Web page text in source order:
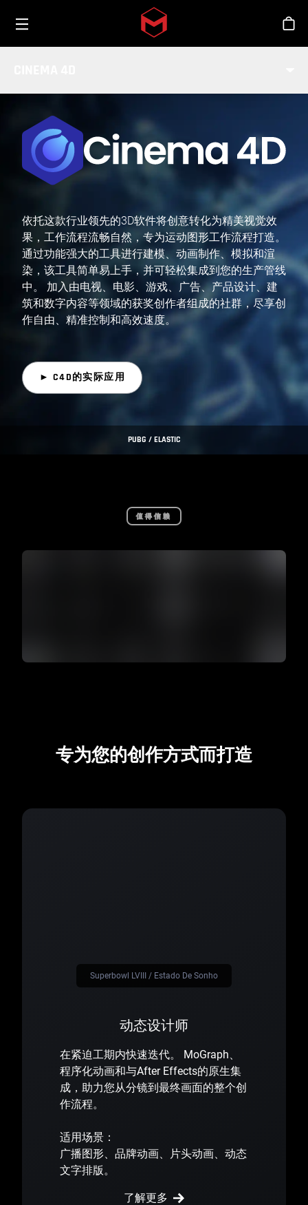
Skip to main content
商
PUBG / ELASTIC
依托这款行业领先的3D软件将创意转化为精美视觉效
果，工作流程流畅自然，专为运动图形工作流程打造。
通过功能强大的工具进行建模、动画制作、模拟和渲
染，该工具简单易上手，并可轻松集成到您的生产管线
中。 加入由电视、电影、游戏、广告、产品设计、建
筑和数字内容等领域的获奖创作者组成的社群，尽享创
作自由、精准控制和高效速度。
► C4D的实际应用
值得信赖
专为您的创作方式而打造
动态设计师
在紧迫工期内快速迭代。 MoGraph、
程序化动画和与After Effects的原生集
成，助力您从分镜到最终画面的整个创
作流程。
适用场景：
广播图形、品牌动画、片头动画、动态
文字排版。
了解更多
Superbowl LVIII / Estado De Sonho